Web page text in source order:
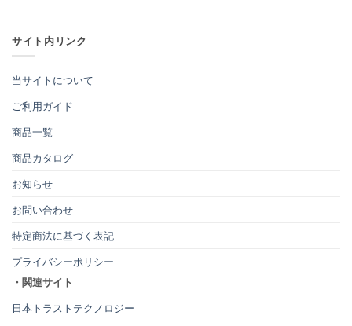
サイト内リンク
当サイトについて
ご利用ガイド
商品一覧
商品カタログ
お知らせ
お問い合わせ
特定商法に基づく表記
プライバシーポリシー
・関連サイト
日本トラストテクノロジー